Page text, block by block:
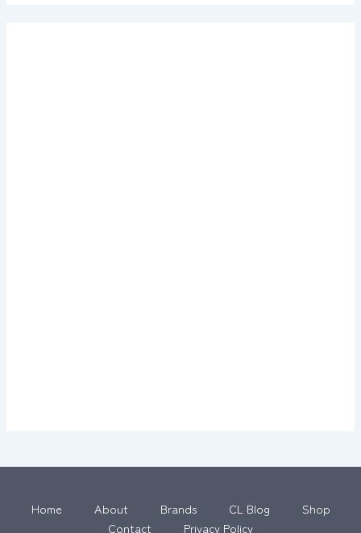
Home About Brands CL Blog
Shop
Contact
Privacy Policy